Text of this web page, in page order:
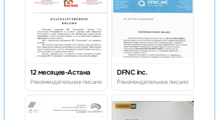
12 месяцев-Астана
Рекомендательное письмо
DFNC inc.
Рекомендательное письмо